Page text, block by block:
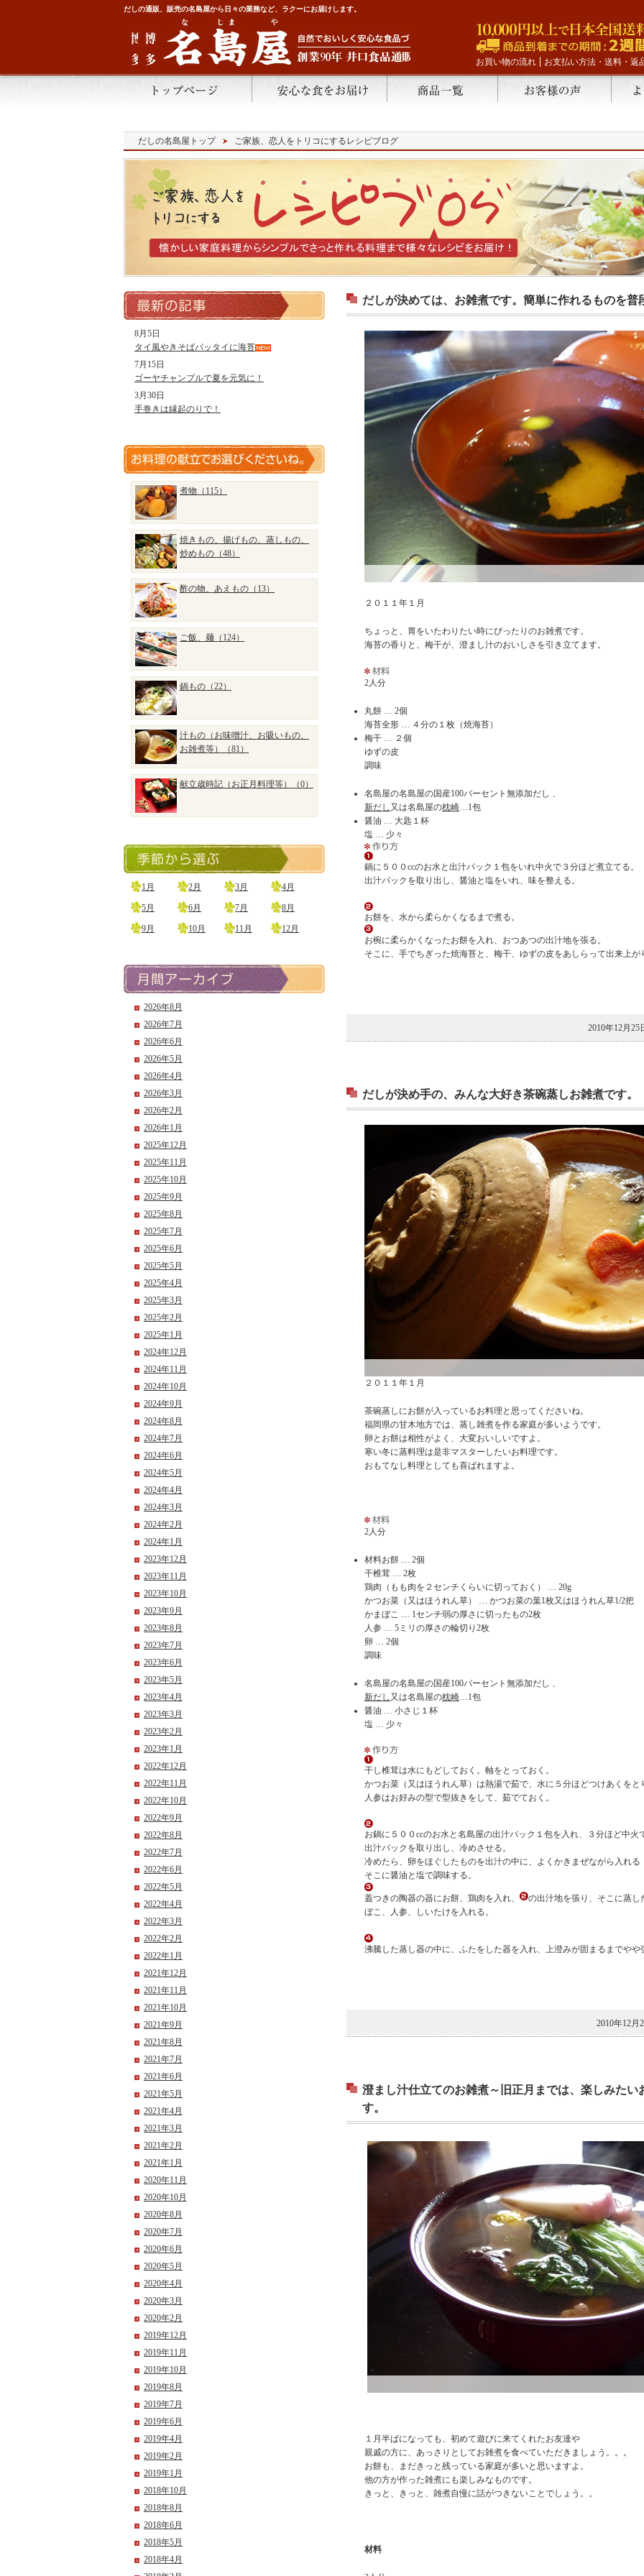
だしの通販、販売の名島屋から日々の業務など、ラクーにお届けします。
お買い物の流れ お支払い方法・送料・返
だしの名島屋トップ ご家族、恋人をトリコにするレシピブログ
だしが決めては、お雑煮です。簡単に作れるものを普
２０１１年１月
ちょっと、胃をいたわりたい時にぴったりのお雑煮です。
海苔の香りと、梅干が、澄まし汁のおいしさを引き立てます。
2人分
丸餅 … 2個
海苔全形 … ４分の１枚（焼海苔）
梅干 … ２個
ゆずの皮
調味
名島屋の名島屋の国産100パーセント無添加だし 、
新だし 又は名島屋の枕崎…1包
醤油 … 大匙１杯
塩 … 少々
鍋に５００ccのお水と出汁パック１包をいれ中火で３分ほど煮立てる。
出汁パックを取り出し、醤油と塩をいれ、味を整える。
お餅を、水から柔らかくなるまで煮る。
お椀に柔らかくなったお餅を入れ、おつあつの出汁地を張る。
そこに、手でちぎった焼海苔と、梅干、ゆずの皮をあしらって出来上が
2010年12月25
だしが決め手の、みんな大好き茶碗蒸しお雑煮です。
２０１１年１月
茶碗蒸しにお餅が入っているお料理と思ってくださいね。
福岡県の甘木地方では、蒸し雑煮を作る家庭が多いようです。
卵とお餅は相性がよく、大変おいしいですよ。
寒い冬に蒸料理は是非マスターしたいお料理です。
おもてなし料理としても喜ばれますよ。
2人分
材料お餅 … 2個
干椎茸 … 2枚
鶏肉（もも肉を２センチくらいに切っておく） … 20g
かつお菜（又はほうれん草） … かつお菜の葉1枚又はほうれん草1/2把
かまぼこ … 1センチ弱の厚さに切ったもの2枚
人参 … 5ミリの厚さの輪切り2枚
卵 … 2個
調味
名島屋の名島屋の国産100パーセント無添加だし 、
新だし 又は名島屋の枕崎…1包
醤油 … 小さじ１杯
塩 … 少々
干し椎茸は水にもどしておく。軸をとっておく。
かつお菜（又はほうれん草）は熱湯で茹で、水に５分ほどつけあくを
人参はお好みの型で型抜きをして、茹でておく。
お鍋に５００ccのお水と名島屋の出汁パック１包を入れ、３分ほど中火
出汁パックを取り出し、冷めさせる。
冷めたら、卵をほぐしたものを出汁の中に、よくかきまぜながら入れ
そこに醤油と塩で調味する。
蓋つきの陶器の器にお餅、鶏肉を入れ、
の出汁地を張り、そこに蒸
ぼこ、人参、しいたけを入れる。
沸騰した蒸し器の中に、ふたをした器を入れ、上澄みが固まるまでや
2010年12月
澄まし汁仕立てのお雑煮～旧正月までは、楽しみたい
す。
１月半ばになっても、初めて遊びに来てくれたお友達や
親戚の方に、あっさりとしてお雑煮を食べていただきましょう。。。
お餅も、まだきっと残っている家庭が多いと思いますよ。
他の方が作った雑煮にも楽しみなものです。
きっと、きっと、雑煮自慢に話がつきないことでしょう。。
材料
8月5日
タイ風やきそばパッタイに海苔
7月15日
ゴーヤチャンプルで夏を元気に！
3月30日
手巻きは縁起のりで！
煮物（115）
焼きもの、揚げもの、蒸しもの、
炒めもの（48）
酢の物、あえもの（13）
ご飯、麺（124）
鍋もの（22）
汁もの（お味噌汁、お吸いもの、
お雑煮等）（81）
献立歳時記（お正月料理等）（0）
1月 2月 3月 4月
5月 6月 7月 8月
9月 10月 11月 12月
2026年8月
2026年7月
2026年6月
2026年5月
2026年4月
2026年3月
2026年2月
2026年1月
2025年12月
2025年11月
2025年10月
2025年9月
2025年8月
2025年7月
2025年6月
2025年5月
2025年4月
2025年3月
2025年2月
2025年1月
2024年12月
2024年11月
2024年10月
2024年9月
2024年8月
2024年7月
2024年6月
2024年5月
2024年4月
2024年3月
2024年2月
2024年1月
2023年12月
2023年11月
2023年10月
2023年9月
2023年8月
2023年7月
2023年6月
2023年5月
2023年4月
2023年3月
2023年2月
2023年1月
2022年12月
2022年11月
2022年10月
2022年9月
2022年8月
2022年7月
2022年6月
2022年5月
2022年4月
2022年3月
2022年2月
2022年1月
2021年12月
2021年11月
2021年10月
2021年9月
2021年8月
2021年7月
2021年6月
2021年5月
2021年4月
2021年3月
2021年2月
2021年1月
2020年11月
2020年10月
2020年8月
2020年7月
2020年6月
2020年5月
2020年4月
2020年3月
2020年2月
2019年12月
2019年11月
2019年10月
2019年8月
2019年7月
2019年6月
2019年4月
2019年2月
2019年1月
2018年10月
2018年8月
2018年6月
2018年5月
2018年4月